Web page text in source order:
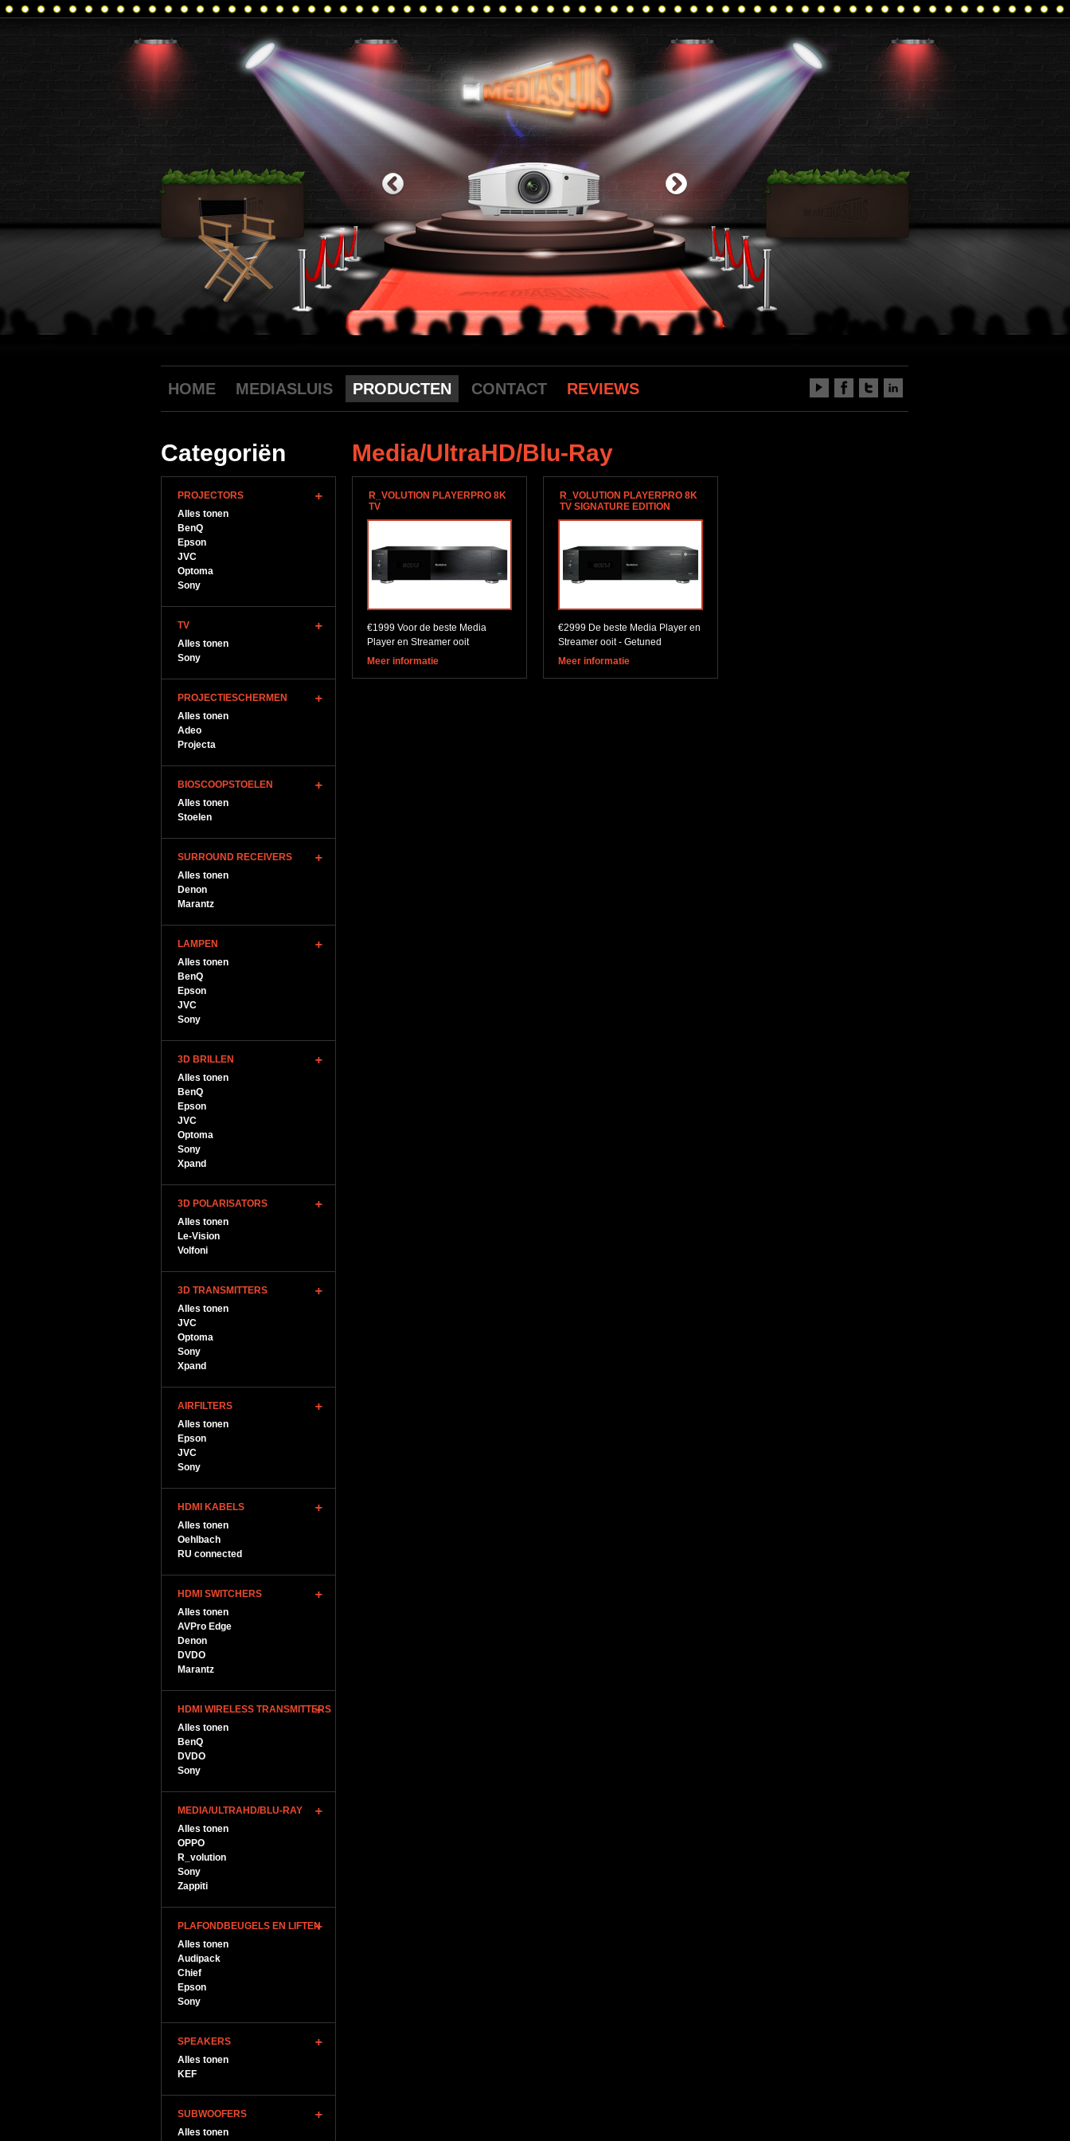
HOME MEDIASLUIS PRODUCTEN CONTACT REVIEWS
Categoriën
PROJECTORS
Alles tonen
BenQ
Epson
JVC
Optoma
Sony
TV
Alles tonen
Sony
PROJECTIESCHERMEN
Alles tonen
Adeo
Projecta
BIOSCOOPSTOELEN
Alles tonen
Stoelen
SURROUND RECEIVERS
Alles tonen
Denon
Marantz
LAMPEN
Alles tonen
BenQ
Epson
JVC
Sony
3D BRILLEN
Alles tonen
BenQ
Epson
JVC
Optoma
Sony
Xpand
3D POLARISATORS
Alles tonen
Le-Vision
Volfoni
3D TRANSMITTERS
Alles tonen
JVC
Optoma
Sony
Xpand
AIRFILTERS
Alles tonen
Epson
JVC
Sony
HDMI KABELS
Alles tonen
Oehlbach
RU connected
HDMI SWITCHERS
Alles tonen
AVPro Edge
Denon
DVDO
Marantz
HDMI WIRELESS TRANSMITTERS
Alles tonen
BenQ
DVDO
Sony
MEDIA/ULTRAHD/BLU-RAY
Alles tonen
OPPO
R_volution
Sony
Zappiti
PLAFONDBEUGELS EN LIFTEN
Alles tonen
Audipack
Chief
Epson
Sony
SPEAKERS
Alles tonen
KEF
SUBWOOFERS
Alles tonen
Media/UltraHD/Blu-Ray
R_VOLUTION PLAYERPRO 8K
TV
€1999 Voor de beste Media
Player en Streamer ooit
Meer informatie
R_VOLUTION PLAYERPRO 8K
TV SIGNATURE EDITION
€2999 De beste Media Player en
Streamer ooit - Getuned
Meer informatie